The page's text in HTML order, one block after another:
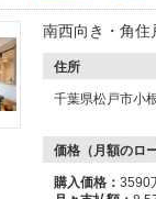
南西向き・角
住所
千葉県松戸市小
価格（月額のロ
購入価格： 3590